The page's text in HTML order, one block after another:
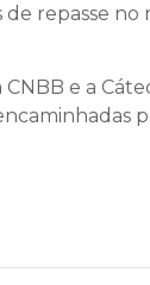
repasse no
e a